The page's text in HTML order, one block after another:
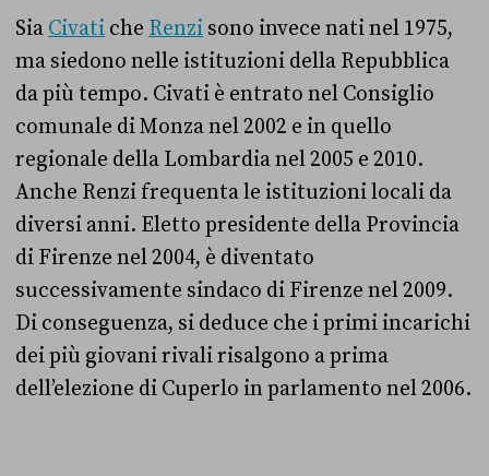
Sia Civati che Renzi sono invece nati nel 1975,
ma siedono nelle istituzioni della Repubblica
da più tempo. Civati è entrato nel Consiglio
comunale di Monza nel 2002 e in quello
regionale della Lombardia nel 2005 e 2010.
Anche Renzi frequenta le istituzioni locali da
diversi anni. Eletto presidente della Provincia
di Firenze nel 2004, è diventato
successivamente sindaco di Firenze nel 2009.
Di conseguenza, si deduce che i primi incarichi
dei più giovani rivali risalgono a prima
dell’elezione di Cuperlo in parlamento nel 2006.